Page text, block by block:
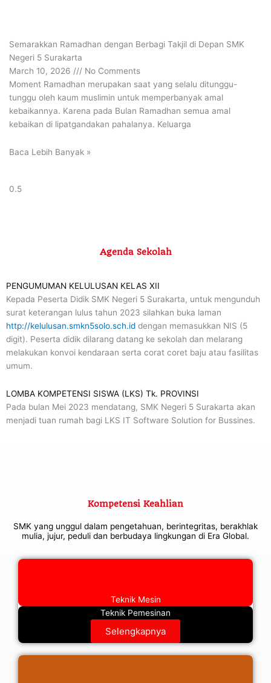
Semarakkan Ramadhan dengan Berbagi Takjil di Depan SMK
Negeri 5 Surakarta
March 10, 2026
No Comments
Moment Ramadhan merupakan saat yang selalu ditunggu-
tunggu oleh kaum muslimin untuk memperbanyak amal
kebaikannya. Karena pada Bulan Ramadhan semua amal
kebaikan di lipatgandakan pahalanya. Keluarga
Baca Lebih Banyak »
Agenda Sekolah
PENGUMUMAN KELULUSAN KELAS XII
Kepada Peserta Didik SMK Negeri 5 Surakarta, untuk mengunduh
surat keterangan lulus tahun 2023 silahkan buka laman
http://kelulusan.smkn5solo.sch.id dengan memasukkan NIS (5
digit). Peserta didik dilarang datang ke sekolah dan melarang
melakukan konvoi kendaraan serta corat coret baju atau fasilitas
umum.
LOMBA KOMPETENSI SISWA (LKS) Tk. PROVINSI
Pada bulan Mei 2023 mendatang, SMK Negeri 5 Surakarta akan
menjadi tuan rumah bagi LKS IT Software Solution for Bussines.
Kompetensi Keahlian
SMK yang unggul dalam pengetahuan, berintegritas, berakhlak
mulia, jujur, peduli dan berbudaya lingkungan di Era Global.
Teknik Mesin
Teknik Pemesinan
Selengkapnya